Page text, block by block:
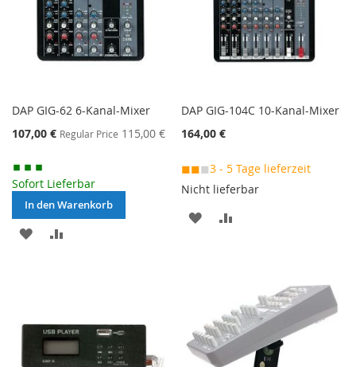
DAP GIG-62 6-Kanal-Mixer
Special
107,00 € Regular Price 115,00 €
Sofort Lieferbar
In den Warenkorb
MERKEN
DAP GIG-104C 10-Kanal-Mixer
164,00 €
◼◼◼3 - 5 Tage lieferzeit
Nicht lieferbar
MERKEN